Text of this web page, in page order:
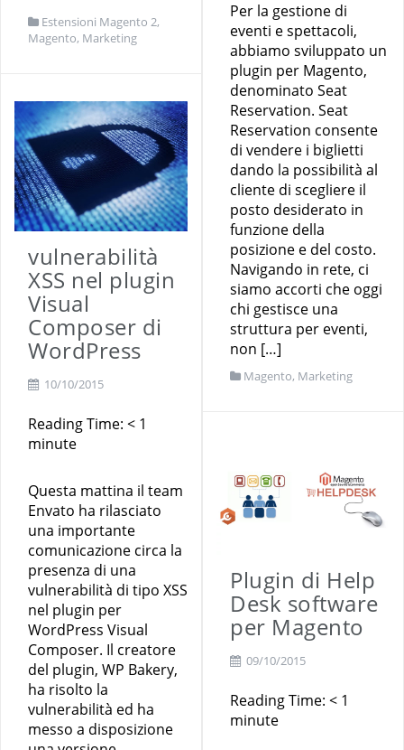
Estensioni Magento 2,
Magento, Marketing
Per la gestione di
eventi e spettacoli,
abbiamo sviluppato un
plugin per Magento,
denominato Seat
Reservation. Seat
Reservation consente
di vendere i biglietti
dando la possibilità al
cliente di scegliere il
posto desiderato in
funzione della
posizione e del costo.
Navigando in rete, ci
siamo accorti che oggi
chi gestisce una
struttura per eventi,
non […]
Magento, Marketing
vulnerabilità
XSS nel plugin
Visual
Composer di
WordPress
10/10/2015
Reading Time: < 1
minute
Questa mattina il team
Envato ha rilasciato
una importante
comunicazione circa la
presenza di una
vulnerabilità di tipo XSS
nel plugin per
WordPress Visual
Composer. Il creatore
del plugin, WP Bakery,
ha risolto la
vulnerabilità ed ha
messo a disposizione
Plugin di Help
Desk software
per Magento
09/10/2015
Reading Time: < 1
minute